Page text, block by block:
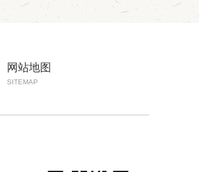
网站地图
SITEMAP